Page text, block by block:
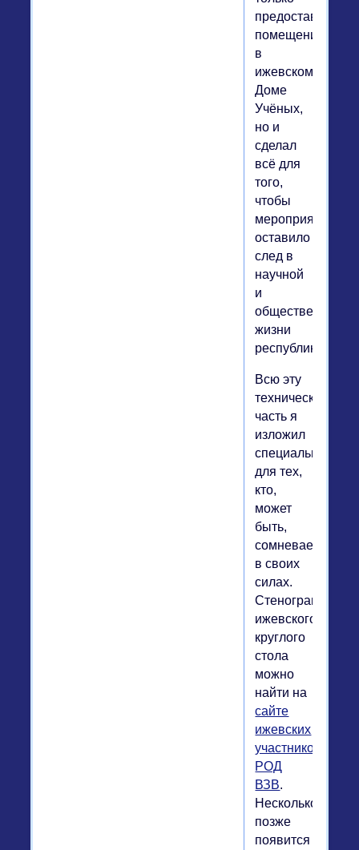
предоставил
помещение
в
ижевском
Доме
Учёных,
но и
сделал
всё для
того,
чтобы
мероприятие
оставило
след в
научной
и
общественной
жизни
республики.
Всю эту
техническую
часть я
изложил
специально
для тех,
кто,
может
быть,
сомневается
в своих
силах.
Стенограмму
ижевского
круглого
стола
можно
найти на
сайте
ижевских
участников
РОД
ВЗВ.
Несколько
позже
появится